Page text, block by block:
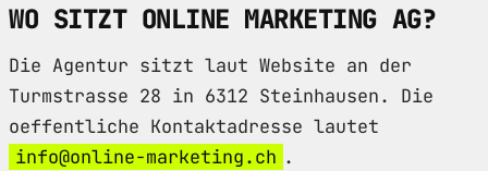
WO SITZT ONLINE MARKETING AG?
Die Agentur sitzt laut Website an der
Turmstrasse 28 in 6312 Steinhausen. Die
oeffentliche Kontaktadresse lautet
info@online-marketing.ch .